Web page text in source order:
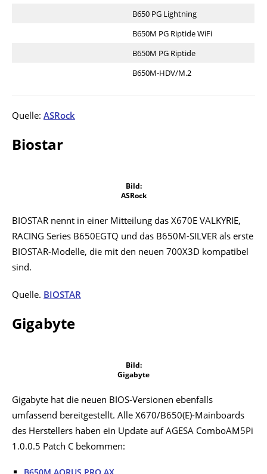
B650 PG Lightning
B650M PG Riptide WiFi
B650M PG Riptide
B650M-HDV/M.2
Quelle: ASRock
Biostar
Bild:
ASRock
BIOSTAR nennt in einer Mitteilung das X670E VALKYRIE,
RACING Series B650EGTQ und das B650M-SILVER als erste
BIOSTAR-Modelle, die mit den neuen 700X3D kompatibel
sind.
Quelle. BIOSTAR
Gigabyte
Bild:
Gigabyte
Gigabyte hat die neuen BIOS-Versionen ebenfalls
umfassend bereitgestellt. Alle X670/B650(E)-Mainboards
des Herstellers haben ein Update auf AGESA ComboAM5Pi
1.0.0.5 Patch C bekommen: